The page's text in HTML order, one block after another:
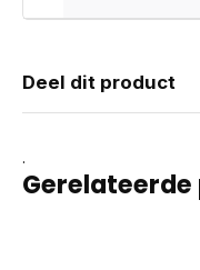
Deel dit product
.